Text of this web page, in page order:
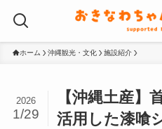
ホーム 沖縄観光・文化 施設紹介
【沖縄土産】
活用した漆喰
2026
1/29